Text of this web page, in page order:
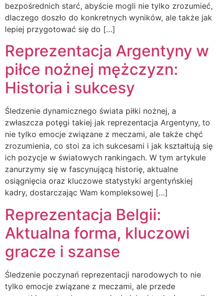
bezpośrednich starć, abyście mogli nie tylko zrozumieć,
dlaczego doszło do konkretnych wyników, ale także jak
lepiej przygotować się do […]
Reprezentacja Argentyny w
piłce nożnej mężczyzn:
Historia i sukcesy
Śledzenie dynamicznego świata piłki nożnej, a
zwłaszcza potęgi takiej jak reprezentacja Argentyny, to
nie tylko emocje związane z meczami, ale także chęć
zrozumienia, co stoi za ich sukcesami i jak kształtują się
ich pozycje w światowych rankingach. W tym artykule
zanurzymy się w fascynującą historię, aktualne
osiągnięcia oraz kluczowe statystyki argentyńskiej
kadry, dostarczając Wam kompleksowej […]
Reprezentacja Belgii:
Aktualna forma, kluczowi
gracze i szanse
Śledzenie poczynań reprezentacji narodowych to nie
tylko emocje związane z meczami, ale przede